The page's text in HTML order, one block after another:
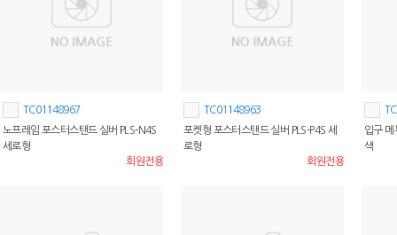
TC01148967
노프레임 포스터스탠드 실버 PLS-N4S
세로형
회원전용
TC01148963
포켓형 포스터스탠드 실버 PLS-P4S 세
로형
회원전용
입구
색